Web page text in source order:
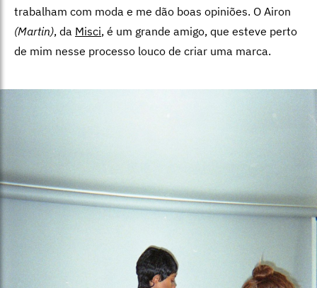
trabalham com moda e me dão boas opiniões. O Airon
(Martin), da Misci, é um grande amigo, que esteve perto
de mim nesse processo louco de criar uma marca.